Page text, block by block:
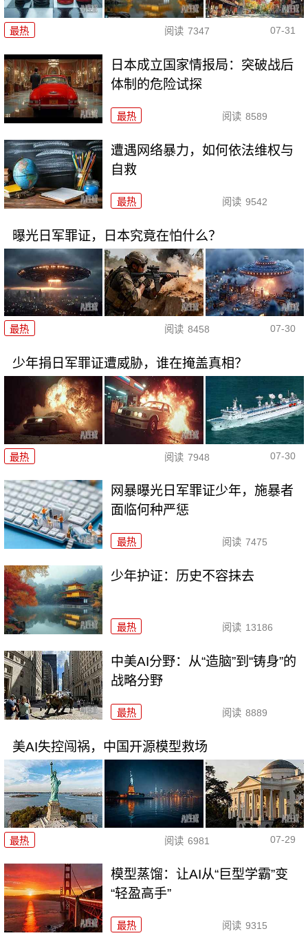
最热 阅读 7347 07-31
日本成立国家情报局：突破战后
体制的危险试探
最热 阅读 8589
遭遇网络暴力，如何依法维权与
自救
最热 阅读 9542
曝光日军罪证，日本究竟在怕什么？
最热 阅读 8458 07-30
少年捐日军罪证遭威胁，谁在掩盖真相？
最热 阅读 7948 07-30
网暴曝光日军罪证少年，施暴者
面临何种严惩
最热 阅读 7475
少年护证：历史不容抹去
最热 阅读 13186
中美AI分野：从“造脑”到“铸身”的
战略分野
最热 阅读 8889
美AI失控闯祸，中国开源模型救场
最热 阅读 6981 07-29
模型蒸馏：让AI从“巨型学霸”变
“轻盈高手”
最热 阅读 9315